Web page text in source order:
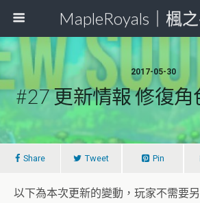
MapleRoyals｜楓
2017-05-30
#27 更新情報 修復
Share Tweet Pin
以下為本次更新的變動，玩家不需要另